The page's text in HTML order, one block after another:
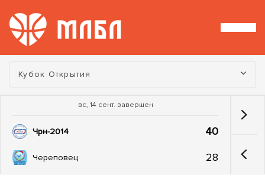
Турнир:
Кубок Открытия
вс, 14 сент. завершен
Чрн-2014 40
Череповец 28